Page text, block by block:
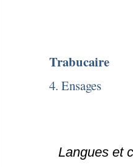
Trabucaire
4. Ensages
Langues et